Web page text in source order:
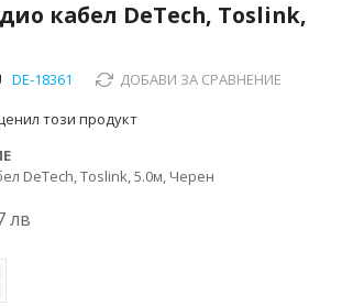
кабел DeTech, Toslink,
DE-18361 ДОБАВИ ЗА СРАВНЕНИЕ
този продукт
DeTech, Toslink, 5.0м, Черен
лв